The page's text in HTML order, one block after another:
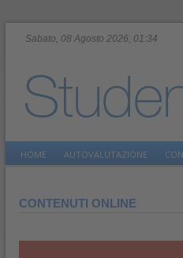
Sabato, 08 Agosto 2026, 01:34
HOME AUTOVALUTAZIONE
CONTENUTI ONLINE